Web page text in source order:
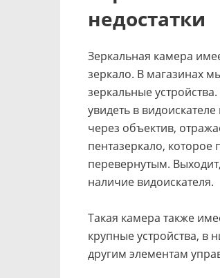
недостатки
Зеркальная камера
зеркало. В магазинах
зеркальные
увидеть в
через объектив,
пентазеркало,
перевернутым.
наличие видоискателя.
Такая камера также
крупные устройства, в
другим элементам